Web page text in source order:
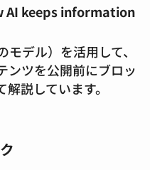
AI keeps information
モデル）を活用して、
ンツを公開前にブロッ
説しています。